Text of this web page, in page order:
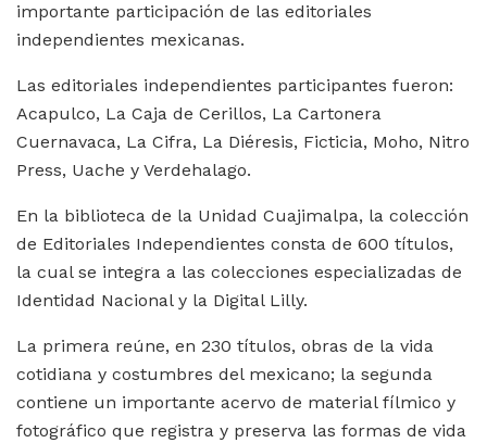
importante participación de las editoriales
independientes mexicanas.
Las editoriales independientes participantes fueron:
Acapulco, La Caja de Cerillos, La Cartonera
Cuernavaca, La Cifra, La Diéresis, Ficticia, Moho, Nitro
Press, Uache y Verdehalago.
En la biblioteca de la Unidad Cuajimalpa, la colección
de Editoriales Independientes consta de 600 títulos,
la cual se integra a las colecciones especializadas de
Identidad Nacional y la Digital Lilly.
La primera reúne, en 230 títulos, obras de la vida
cotidiana y costumbres del mexicano; la segunda
contiene un importante acervo de material fílmico y
fotográfico que registra y preserva las formas de vida